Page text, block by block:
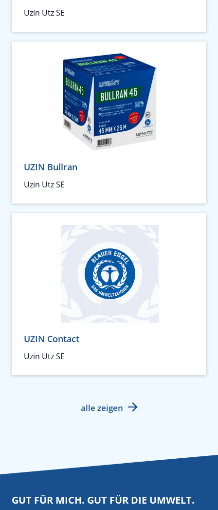
Uzin Utz SE
UZIN Bullran
Uzin Utz SE
UZIN Contact
Uzin Utz SE
alle zeigen
GUT FÜR MICH. GUT FÜR DIE UMWELT.